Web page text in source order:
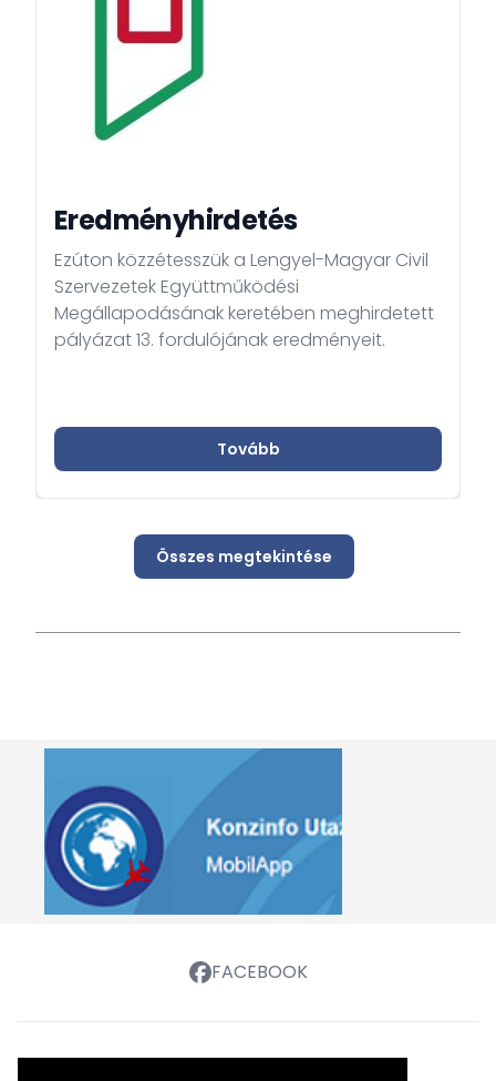
Eredményhirdetés
Ezúton közzétesszük a Lengyel-Magyar Civil
Szervezetek Együttműködési
Megállapodásának keretében meghirdetett
pályázat 13. fordulójának eredményeit.
Tovább
Összes megtekintése
FACEBOOK